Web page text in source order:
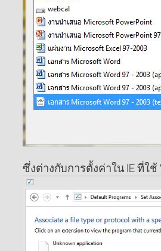
ซึ่งต่างกับการตั้งค่าใน IE ที่ใช้